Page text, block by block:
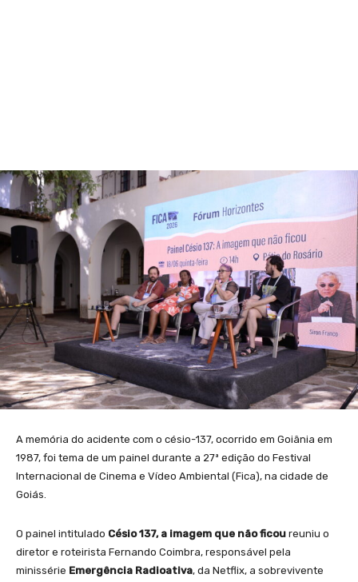
A memória do acidente com o césio-137, ocorrido em Goiânia em
1987, foi tema de um painel durante a 27ª edição do Festival
Internacional de Cinema e Vídeo Ambiental (Fica), na cidade de
Goiás.
O painel intitulado Césio 137, a imagem que não ficou reuniu o
diretor e roteirista Fernando Coimbra, responsável pela
minissérie Emergência Radioativa, da Netflix, a sobrevivente